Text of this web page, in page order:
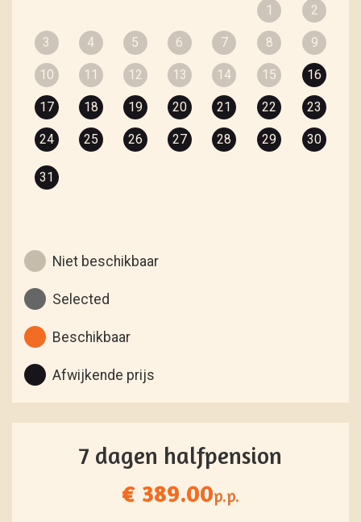
1 2
3 4 5 6 7 8 9
10 11 12 13 14 15 16
17 18 19 20 21 22 23
24 25 26 27 28 29 30
31
Niet beschikbaar
Selected
Beschikbaar
Afwijkende prijs
7 dagen halfpension
€ 389.00p.p.